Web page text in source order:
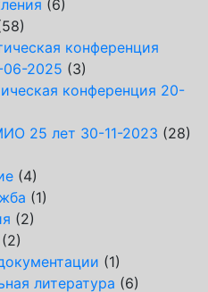
(6)
конференция
2025 (3)
конференция 20-
25 лет 30-11-2023 (28)
(4)
(1)
(2)
(2)
(1)
литература (6)